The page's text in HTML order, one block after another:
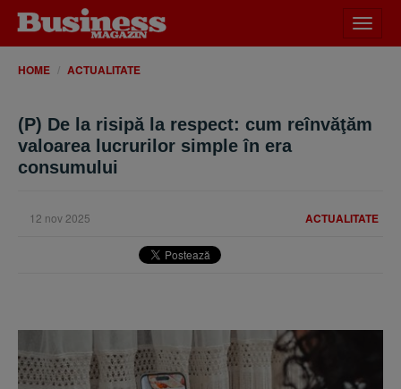
meniu
HOME ACTUALITATE
(P) De la risipă la respect: cum reînvăţăm
valoarea lucrurilor simple în era
consumului
ACTUALITATE
12 nov 2025